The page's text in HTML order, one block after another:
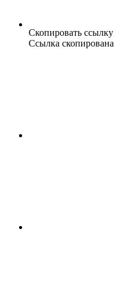
Скопировать ссылку
Ссылка скопирована